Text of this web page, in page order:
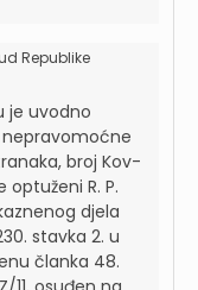
Republike
je uvodno
broj Kov-
optuženi R. P.
djela
stavka 2. u
članka 48.